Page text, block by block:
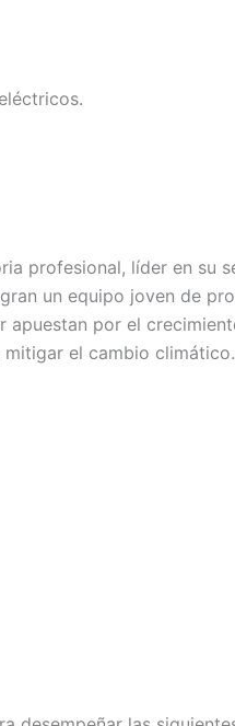
profesional, líder en
un equipo joven de
por el
el cambio climático.